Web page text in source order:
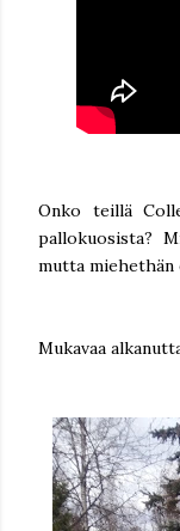
Onko teillä
pallokuosista?
mutta miehethän
Mukavaa